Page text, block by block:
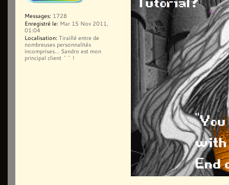
Messages: 1728
Enregistré le: Mar 15 Nov 2011,
01:04
Localisation: Tiraillé entre de
nombreuses personnalités
incomprises... Sandro est mon
principal client ^^ !